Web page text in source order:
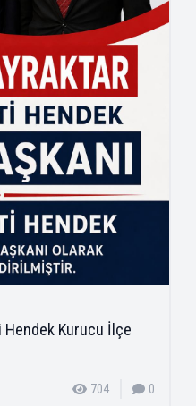
Hendek Kurucu İlçe
704 0